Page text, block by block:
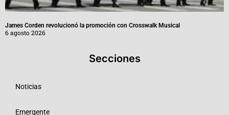
James Corden revolucionó la promoción con Crosswalk Musical
6 agosto 2026
Secciones
Noticias
Emergente